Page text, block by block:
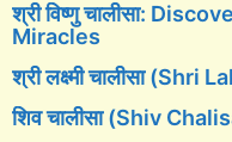
श्री विष्णु चालीसा:
Miracles
श्री लक्ष्मी चालीसा (Shri
शिव चालीसा (Shiv